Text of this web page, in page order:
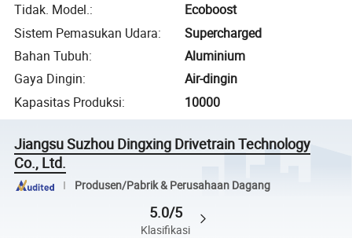
Tidak. Model.:
Ecoboost
Sistem Pemasukan Udara:
Supercharged
Bahan Tubuh:
Aluminium
Gaya Dingin:
Air-dingin
Kapasitas Produksi: 10000
Jiangsu Suzhou Dingxing Drivetrain Technology
Co., Ltd.
Produsen/Pabrik & Perusahaan Dagang
5.0/5
Klasifikasi